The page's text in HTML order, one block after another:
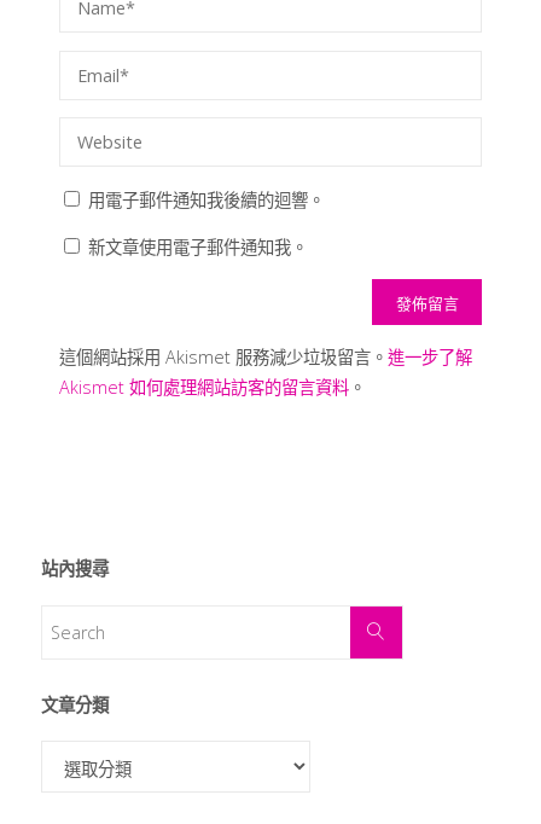
用電子郵件通知我後續的迴響。
新文章使用電子郵件通知我。
這個網站採用 Akismet 服務減少垃圾留言。 進一步了解
Akismet 如何處理網站訪客的留言資料。
站內搜尋
文章分類